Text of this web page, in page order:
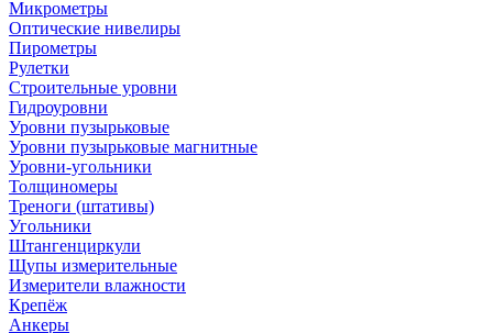
Микрометры
Оптические нивелиры
Пирометры
Рулетки
Строительные уровни
Гидроуровни
Уровни пузырьковые
Уровни пузырьковые магнитные
Уровни-угольники
Толщиномеры
Треноги (штативы)
Угольники
Штангенциркули
Щупы измерительные
Измерители влажности
Крепёж
Анкеры